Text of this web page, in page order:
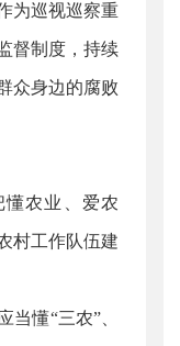
为巡视巡察重
督制度，持续
众身边的腐败
农业、爱农
村工作队伍建
当懂“三农”、